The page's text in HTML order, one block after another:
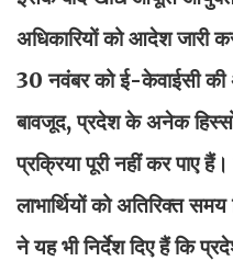
अधिकारियों को आदेश जारी
30 नवंबर को ई-केवाईसी की
बावजूद, प्रदेश के अनेक
प्रक्रिया पूरी नहीं कर पाए
लाभार्थियों को अतिरिक्त
ने यह भी निर्देश दिए हैं कि